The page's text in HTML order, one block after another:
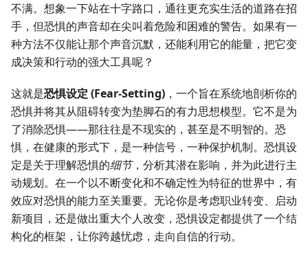
不满。想象一下站在十字路口，通往更充实生活的道路在招
手，但恐惧的声音却在尖叫着危险和困难的警告。如果有一
种方法不仅能让那个声音沉默，还能利用它的能量，把它变
成决策和行动的强大工具呢？
这就是恐惧设定 (Fear-Setting) ，一个旨在系统地剖析你的
恐惧并将其从阻碍转变为垫脚石的有力思想模型。它不是为
了消除恐惧——那往往是不现实的，甚至是不明智的。恐
惧，在健康的形式下，是一种信号，一种保护机制。恐惧设
定是关于理解恐惧的细节，分析其潜在影响，并为此进行主
动规划。在一个以不断变化和不确定性为特征的世界中，有
效应对恐惧的能力至关重要。无论你是考虑职业转变、启动
新项目，还是做出重大个人改变，恐惧设定都提供了一个结
构化的框架，让你跨越忧虑，走向自信的行动。